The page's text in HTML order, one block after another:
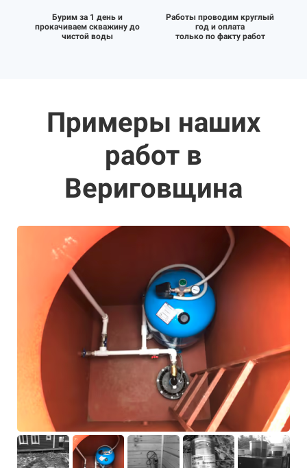
Бурим за 1 день и
прокачиваем скважину до
чистой воды
Работы проводим круглый
год и оплата
только по факту работ
Примеры наших
работ в
Вериговщина